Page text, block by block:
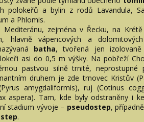
polokeřů a bylin z rodů Lavandula,
a Phlomis.
Mediteránu, zejména v Řecku, na
hlavně vápencových a
batha, tvořená jen
asi do 0,5 m výšky. Na pobřeží
pastvou silně trnité, neprostupné
druhem je zde trnovec Kristův
amygdaliformis), ruj (Cotinus
aspera). Tam, kde byly odstraněny i
stadium vývoje – pseudostep,
.